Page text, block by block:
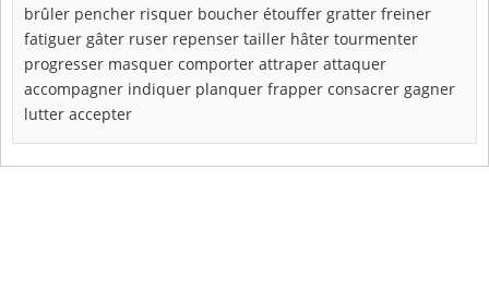
brûler pencher risquer boucher étouffer gratter freiner
fatiguer gâter ruser repenser tailler hâter tourmenter
progresser masquer comporter attraper attaquer
accompagner indiquer planquer frapper consacrer gagner
lutter accepter